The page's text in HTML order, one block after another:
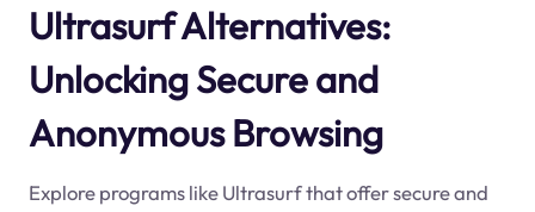
Ultrasurf Alternatives:
Unlocking Secure and
Anonymous Browsing
Explore programs like Ultrasurf that offer secure and